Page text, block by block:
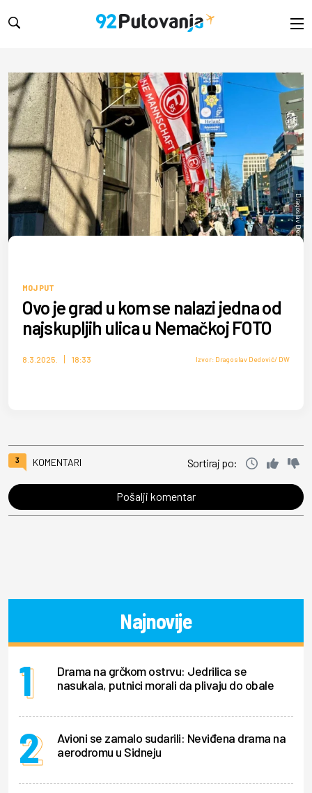
Dragoslav Dedović/DW
MOJ PUT
Ovo je grad u kom se nalazi jedna od
najskupljih ulica u Nemačkoj FOTO
8.3.2025. 18:33 Izvor: Dragoslav Dedović/ DW
3 KOMENTARI Sortiraj po:
Pošalji komentar
Najnovije
Drama na grčkom ostrvu: Jedrilica se
nasukala, putnici morali da plivaju do obale
Avioni se zamalo sudarili: Neviđena drama na
aerodromu u Sidneju